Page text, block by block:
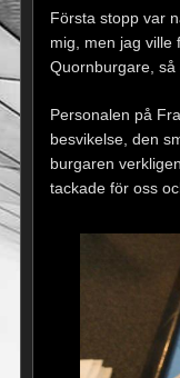
Första stopp var
mig, men jag ville
Quornburgare, så
Personalen på
besvikelse, den
burgaren
tackade för oss